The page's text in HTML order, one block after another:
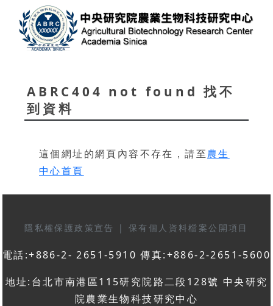
ABRC404 not found 找不
到資料
這個網址的網頁內容不存在，請至農生
中心首頁
隱私權保護政策宣告 | 保有個人資料檔案公開項目
電話:+886-2- 2651-5910 傳真:+886-2-2651-5600
地址:台北市南港區115研究院路二段128號 中央研究
院農業生物科技研究中心